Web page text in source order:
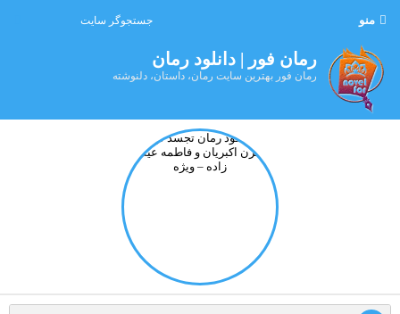
منو
رمان فور | دانلود رمان
رمان فور بهترین سایت رمان، داستان، دلنوشته